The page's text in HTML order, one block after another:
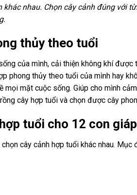
nhau. Chọn cây cảnh đúng với
thủy theo tuổi
của mình, cải thiện không khí được
phong thủy theo tuổi của mình hay
mọi mặt cuộc sống. Giúp cho mình
cây hợp tuổi và chọn được cây
tuổi cho 12 con giáp
cây cảnh hợp tuổi khác nhau. Mục